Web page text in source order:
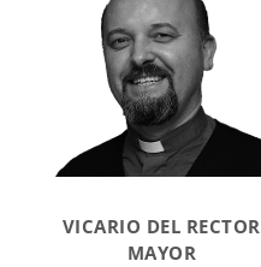
VICARIO DEL RECTOR
MAYOR